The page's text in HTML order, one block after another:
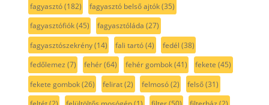
fagyasztó(182) fagyasztó belső ajtók(35)
fagyasztófiók(45) fagyasztóláda (27)
fagyasztószekrény(14) fali tartó(4) fedél (38)
fedőlemez (7) fehér(64) fehér gombok(41) fekete (45)
fekete gombok(26) felirat(2) felmosó(2) felső(31)